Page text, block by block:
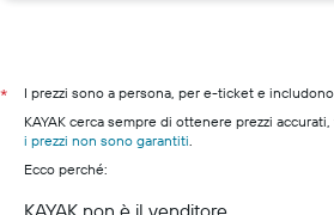
*
I prezzi sono a persona, per e-ticket e
KAYAK cerca sempre di ottenere prezzi
i prezzi non sono garantiti.
Ecco perché:
KAYAK non è il venditore